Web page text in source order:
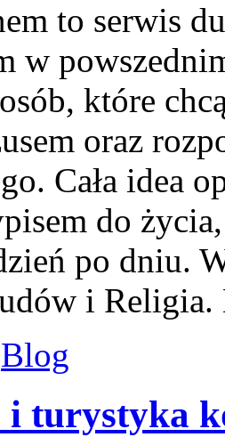
to serwis
w
które
oraz
Cała idea
do
po dniu.
i
Blog
i turystyka